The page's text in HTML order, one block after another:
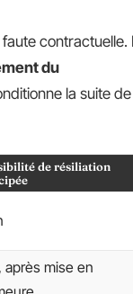
contractuelle.
du
la suite de
de résiliation
après mise en